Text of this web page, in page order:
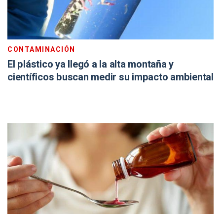
CONTAMINACIÓN
El plástico ya llegó a la alta montaña y
científicos buscan medir su impacto ambiental